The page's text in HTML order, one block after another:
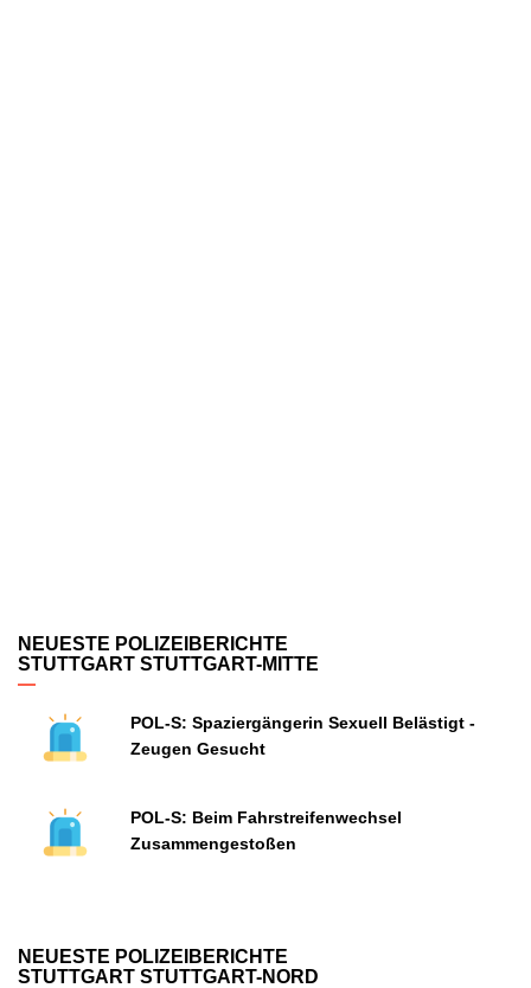
NEUESTE POLIZEIBERICHTE
STUTTGART STUTTGART-MITTE
POL-S: Spaziergängerin Sexuell Belästigt -
Zeugen Gesucht
POL-S: Beim Fahrstreifenwechsel
Zusammengestoßen
NEUESTE POLIZEIBERICHTE
STUTTGART STUTTGART-NORD